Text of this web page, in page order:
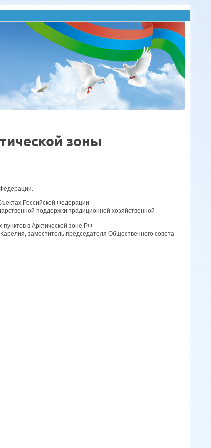
зоны
Российской Федерации
поддержки традиционной хозяйственной
в Арктической зоне РФ
заместитель председателя Общественного совета